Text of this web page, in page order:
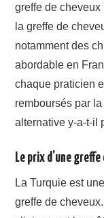
greffe de cheveux
la greffe de
notamment des
abordable en
chaque praticien
remboursés par
alternative y-a-t-il
Le prix d’une
La Turquie est
greffe de